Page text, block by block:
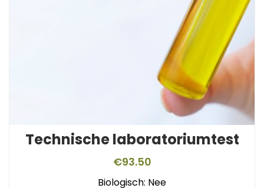
Technische laboratoriumtest
€93.50
Biologisch: Nee